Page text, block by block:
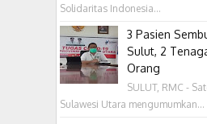
Solidaritas Indonesia...
3 Pasien
Sulut, 2
Orang
SULUT, RMC -
Sulawesi Utara mengumumkan...